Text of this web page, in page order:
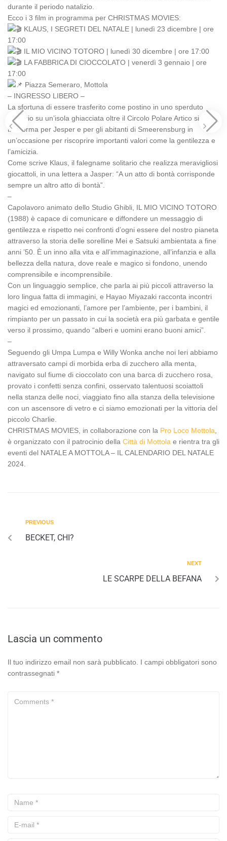
durante il periodo natalizio.
Ecco i 3 film in programma per CHRISTMAS MOVIES:
KLAUS, I SEGRETI DEL NATALE | lunedì 23 dicembre | ore
17:00
IL MIO VICINO TOTORO | lunedì 30 dicembre | ore 17:00
LA FABBRICA DI CIOCCOLATO | venerdì 3 gennaio | ore
17:00
Piazza Semeraro, Mottola
– INGRESSO LIBERO –
La sfortuna di essere trasferito come postino in uno sperduto
villaggio su un’isola ghiacciata oltre il Circolo Polare Artico si
trasforma per Jesper e per gli abitanti di Smeerensburg in
un’occasione per riscoprire importanti valori come la gentilezza e
l’amicizia.
Come scrive Klaus, il falegname solitario che realizza meravigliosi
giocattoli, in una lettera a Jasper: “A un atto di bontà corrisponde
sempre un altro atto di bontà”.
–
Capolavoro animato dello Studio Ghibli, IL MIO VICINO TOTORO
(1988) è capace di comunicare e diffondere un messaggio di
gentilezza e rispetto nei confronti d’ogni essere del nostro pianeta
attraverso la storia delle sorelline Mei e Satsuki ambientata a fine
anni ’50. È un inno alla vita e all’immaginazione, all’infanzia e alla
bellezza della natura, dove reale e magico si fondono, unendo
comprensibile e incomprensibile.
Con un linguaggio semplice, che parla ai più piccoli attraverso la
loro lingua fatta di immagini, e Hayao Miyazaki racconta incontri
magici ed emozionanti, l’amore per l’ambiente, per i bambini, il
rimpianto per un passato in cui la società era più garbata e gentile
verso il prossimo, quando “alberi e uomini erano buoni amici”.
–
Seguendo gli Umpa Lumpa e Willy Wonka anche noi Ieri abbiamo
attraversato campi di morbida erba di zucchero alla menta,
navigato sul fiume di cioccolato con una barca di zucchero rosa,
provato i confetti senza confini, osservato talentuosi scoiattoli
nella stanza delle noci, viaggiato fino alla stanza della televisione
con un ascensore di vetro e ci siamo emozionati per la vittoria del
piccolo Charlie.
CHRISTMAS MOVIES, in collaborazione con la Pro Loco Mottola
è organizzato con il patrocinio della Città di Mottola e rientra tra gli
eventi del NATALE A MOTTOLA – IL CALENDARIO DEL NATALE
2024.
PREVIOUS
BECKET, CHI?
NEXT
LE SCARPE DELLA BEFANA
Lascia un commento
Il tuo indirizzo email non sarà pubblicato. I campi obbligatori sono
contrassegnati *